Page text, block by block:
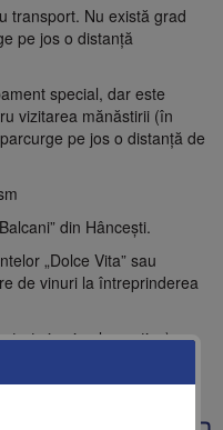
transport. Nu există grad
pe jos o distanță
special, dar este
vizitarea mănăstirii (în
pe jos o distanță de
din Hâncești.
„Dolce Vita” sau
de vinuri la întreprinderea
și animale exotice).